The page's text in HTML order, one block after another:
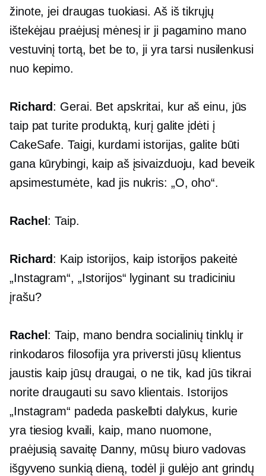
žinote, jei draugas tuokiasi. Aš iš tikrųjų
ištekėjau praėjusį mėnesį ir ji pagamino mano
vestuvinį tortą, bet be to, ji yra tarsi nusilenkusi
nuo kepimo.
Richard: Gerai. Bet apskritai, kur aš einu, jūs
taip pat turite produktą, kurį galite įdėti į
CakeSafe. Taigi, kurdami istorijas, galite būti
gana kūrybingi, kaip aš įsivaizduoju, kad beveik
apsimestumėte, kad jis nukris: „O, oho“.
Rachel : Taip.
Richard: Kaip istorijos, kaip istorijos pakeitė
„Instagram“, „Istorijos“ lyginant su tradiciniu
įrašu?
Rachel : Taip, mano bendra socialinių tinklų ir
rinkodaros filosofija yra priversti jūsų klientus
jaustis kaip jūsų draugai, o ne tik, kad jūs tikrai
norite draugauti su savo klientais. Istorijos
„Instagram“ padeda paskelbti dalykus, kurie
yra tiesiog kvaili, kaip, mano nuomone,
praėjusią savaitę Danny, mūsų biuro vadovas
išgyveno sunkią dieną, todėl ji gulėjo ant grindų